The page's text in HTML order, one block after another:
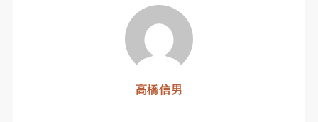
高橋信男